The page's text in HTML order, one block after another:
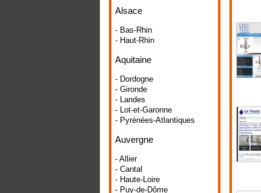
Alsace
- Bas-Rhin
- Haut-Rhin
Aquitaine
- Dordogne
- Gironde
- Landes
- Lot-et-Garonne
- Pyrénées-Atlantiques
Auvergne
- Allier
- Cantal
- Haute-Loire
- Puy-de-Dôme